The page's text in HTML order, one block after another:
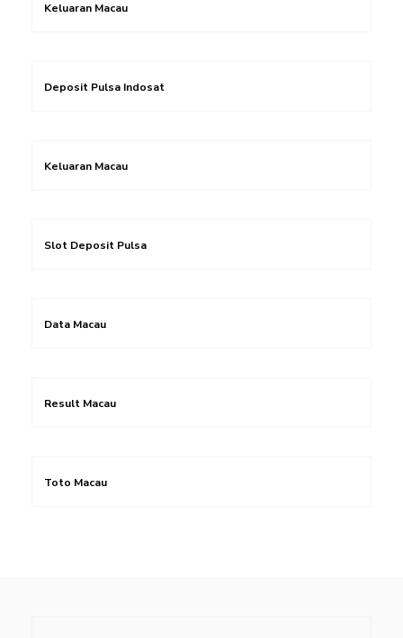
Keluaran Macau
Deposit Pulsa Indosat
Keluaran Macau
Slot Deposit Pulsa
Data Macau
Result Macau
Toto Macau